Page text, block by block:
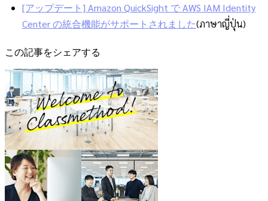
[アップデート] Amazon QuickSight で AWS IAM Identity
Center の統合機能がサポートされました(ภาษาญี่ปุ่น)
この記事をシェアする